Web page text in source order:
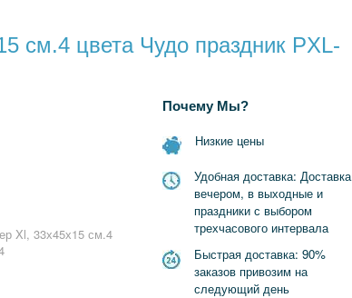
см.4 цвета Чудо праздник PXL-
Xl, 33х45х15 см.4
Почему Мы?
Низкие цены
Удобная доставка: Доставка
вечером, в выходные и
праздники с выбором
трехчасового интервала
Быстрая доставка: 90%
заказов привозим на
следующий день